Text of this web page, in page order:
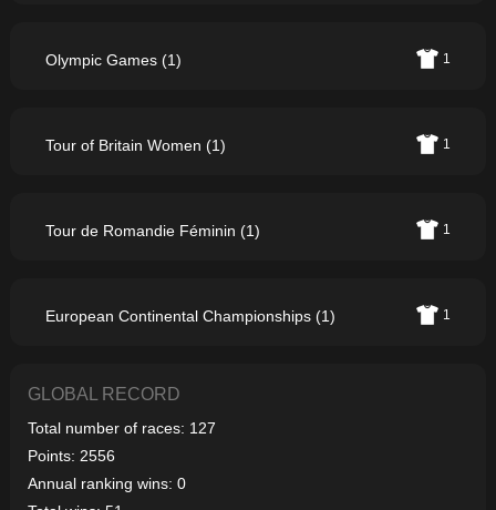
Olympic Games (1) 1
Tour of Britain Women (1) 1
Tour de Romandie Féminin (1) 1
European Continental Championships (1) 1
GLOBAL RECORD
Total number of races: 127
Points: 2556
Annual ranking wins: 0